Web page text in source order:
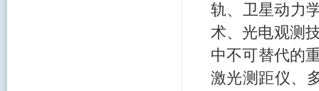
轨、卫星动力
术、光电观测
中不可替代的
激光测距仪、